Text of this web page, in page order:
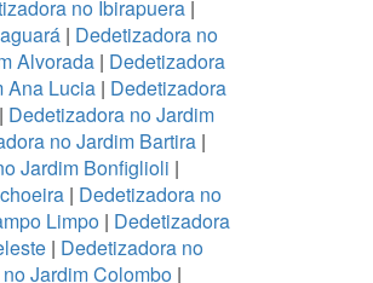
no Ibirapuera|
| Dedetizadora no
Alvorada | Dedetizadora
Ana Lucia | Dedetizadora
| Dedetizadora no Jardim
no Jardim Bartira|
Jardim Bonfiglioli |
| Dedetizadora no
Limpo | Dedetizadora
| Dedetizadora no
Jardim Colombo|